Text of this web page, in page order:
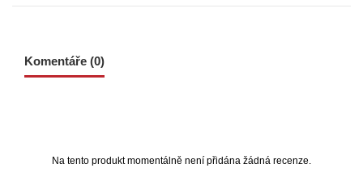
Komentáře (0)
Na tento produkt momentálně není přidána žádná recenze.